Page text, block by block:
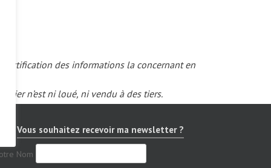
des informations la concernant en
n’est ni loué, ni vendu à des tiers.
Vous souhaitez recevoir ma newsletter ?
Nom